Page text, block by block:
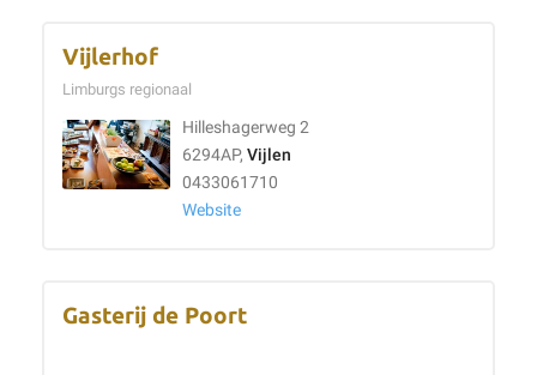
Vijlerhof
Limburgs regionaal
Hilleshagerweg 2
6294AP, Vijlen
0433061710
Website
Gasterij de Poort